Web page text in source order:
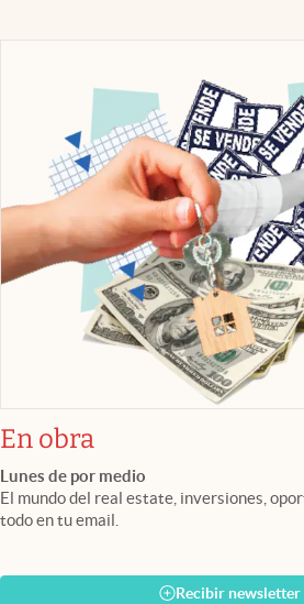
En obra
Lunes de por medio
El mundo del real estate, inversiones,
todo en tu email.
Recibir newsletter